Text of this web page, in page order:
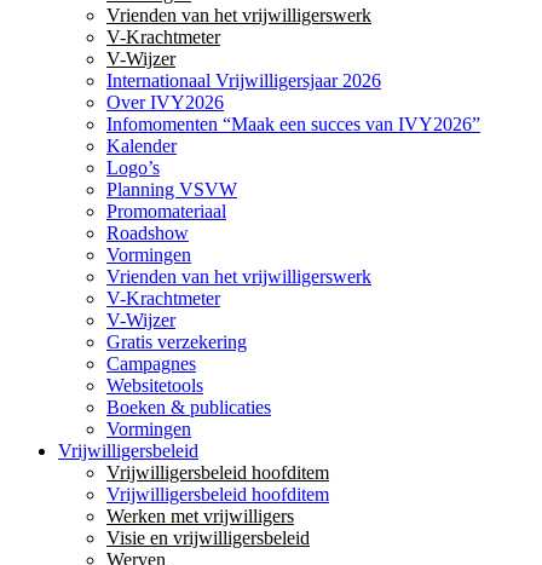
Vrienden van het vrijwilligerswerk
V-Krachtmeter
V-Wijzer
Internationaal Vrijwilligersjaar 2026
Over IVY2026
Infomomenten “Maak een succes van IVY2026”
Kalender
Logo’s
Planning VSVW
Promomateriaal
Roadshow
Vormingen
Vrienden van het vrijwilligerswerk
V-Krachtmeter
V-Wijzer
Gratis verzekering
Campagnes
Websitetools
Boeken & publicaties
Vormingen
Vrijwilligersbeleid
Vrijwilligersbeleid hoofditem
Vrijwilligersbeleid hoofditem
Werken met vrijwilligers
Visie en vrijwilligersbeleid
Werven